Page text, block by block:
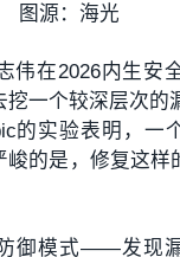
图源：海光
伟在2026内生安
一个较深层次的
的实验表明，一
峻的是，修复这样
御模式——发现